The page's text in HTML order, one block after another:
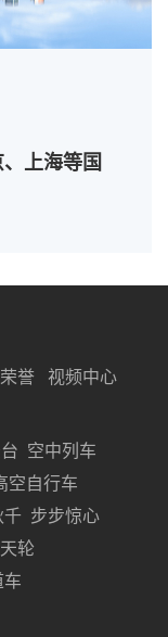
上海等国
誉 视频中心
空中列车
空自行车
千 步步惊心
轮
车